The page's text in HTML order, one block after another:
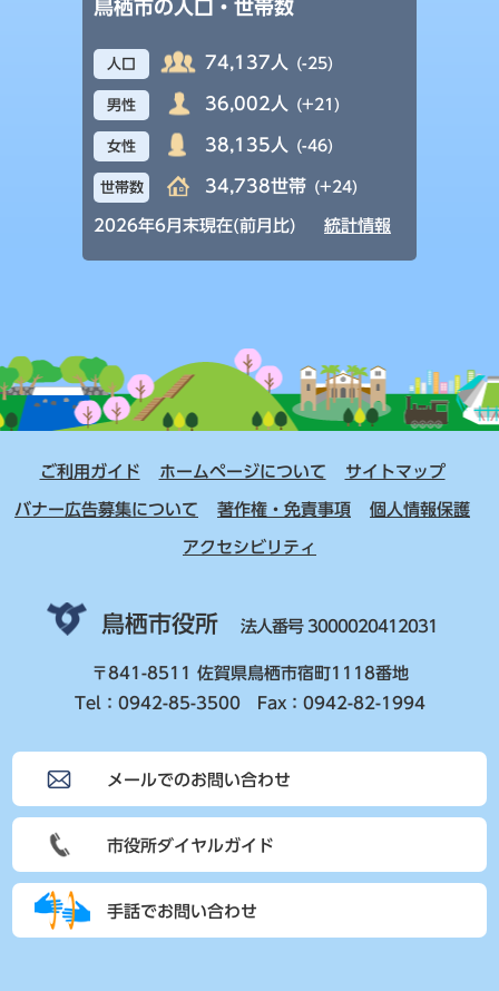
鳥栖市の人口・世帯数
人口 74,137人 (-25)
男性 36,002人 (+21)
女性 38,135人 (-46)
世帯数 34,738世帯 (+24)
2026年6月末現在(前月比) 統計情報
ご利用ガイド ホームページについて サイトマップ
バナー広告募集について 著作権・免責事項 個人情報保護
アクセシビリティ
鳥栖市役所 法人番号 3000020412031
〒841-8511 佐賀県鳥栖市宿町1118番地
Tel：0942-85-3500 Fax：0942-82-1994
メールでのお問い合わせ
市役所ダイヤルガイド
手話でお問い合わせ